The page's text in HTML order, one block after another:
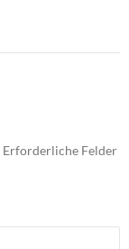
Erforderliche Felder